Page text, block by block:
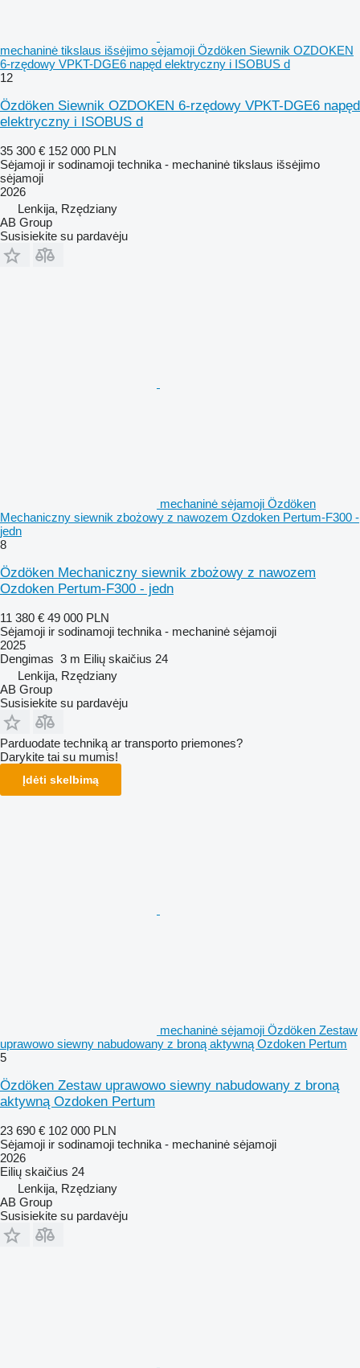
mechaninė tikslaus išsėjimo sėjamoji Özdöken Siewnik OZDOKEN
6-rzędowy VPKT-DGE6 napęd elektryczny i ISOBUS d
12
Özdöken Siewnik OZDOKEN 6-rzędowy VPKT-DGE6 napęd
elektryczny i ISOBUS d
35 300 € 152 000 PLN
Sėjamoji ir sodinamoji technika - mechaninė tikslaus išsėjimo
sėjamoji
2026
Lenkija, Rzędziany
AB Group
Susisiekite su pardavėju
mechaninė sėjamoji Özdöken
Mechaniczny siewnik zbożowy z nawozem Ozdoken Pertum-F300 -
jedn
8
Özdöken Mechaniczny siewnik zbożowy z nawozem
Ozdoken Pertum-F300 - jedn
11 380 € 49 000 PLN
Sėjamoji ir sodinamoji technika - mechaninė sėjamoji
2025
Dengimas 3 m Eilių skaičius 24
Lenkija, Rzędziany
AB Group
Susisiekite su pardavėju
Parduodate techniką ar transporto priemones?
Darykite tai su mumis!
Įdėti skelbimą
mechaninė sėjamoji Özdöken Zestaw
uprawowo siewny nabudowany z broną aktywną Ozdoken Pertum
5
Özdöken Zestaw uprawowo siewny nabudowany z broną
aktywną Ozdoken Pertum
23 690 € 102 000 PLN
Sėjamoji ir sodinamoji technika - mechaninė sėjamoji
2026
Eilių skaičius 24
Lenkija, Rzędziany
AB Group
Susisiekite su pardavėju